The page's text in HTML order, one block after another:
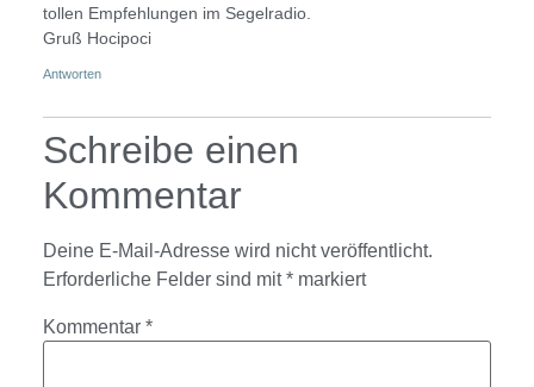
tollen Empfehlungen im Segelradio.
Gruß Hocipoci
Antworten
Schreibe einen
Kommentar
Deine E-Mail-Adresse wird nicht veröffentlicht.
Erforderliche Felder sind mit* markiert
Kommentar *